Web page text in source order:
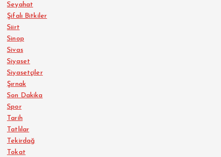
Seyahat
Şifalı Bitkiler
Siirt
Sinop
Sivas
Siyaset
Siyasetçiler
Şırnak
Son Dakika
Spor
Tarih
Tatlılar
Tekirdağ
Tokat